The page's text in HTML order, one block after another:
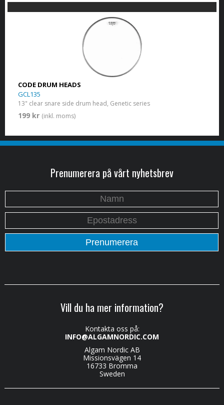
CODE DRUM HEADS
GCL135
13" clear snare side drum head, Genetic series
199 kr (inkl. moms)
Prenumerera på vårt nyhetsbrev
Vill du ha mer information?
Kontakta oss på:
INFO@ALGAMNORDIC.COM
Algam Nordic AB
Missionsvägen 14
16733 Bromma
Sweden